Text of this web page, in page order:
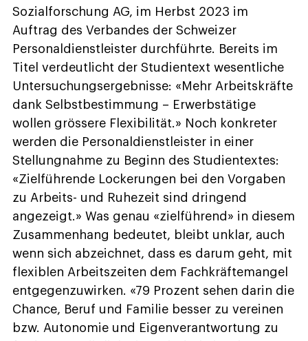
Sozialforschung AG, im Herbst 2023 im
Auftrag des Verbandes der Schweizer
Personaldienstleister durchführte. Bereits im
Titel verdeutlicht der Studientext wesentliche
Untersuchungsergebnisse: «Mehr Arbeitskräfte
dank Selbstbestimmung – Erwerbstätige
wollen grössere Flexibilität.» Noch konkreter
werden die Personaldienstleister in einer
Stellungnahme zu Beginn des Studientextes:
«Zielführende Lockerungen bei den Vorgaben
zu Arbeits- und Ruhezeit sind dringend
angezeigt.» Was genau «zielführend» in diesem
Zusammenhang bedeutet, bleibt unklar, auch
wenn sich abzeichnet, dass es darum geht, mit
flexiblen Arbeitszeiten dem Fachkräftemangel
entgegenzuwirken. «79 Prozent sehen darin die
Chance, Beruf und Familie besser zu vereinen
bzw. Autonomie und Eigenverantwortung zu